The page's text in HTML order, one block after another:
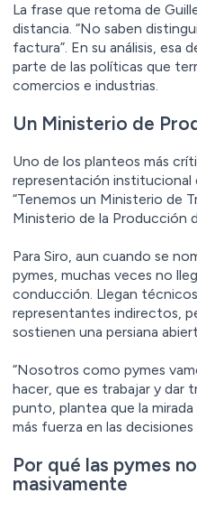
La frase que retoma de
distancia. “No saben
factura”. En su análisis, esa
parte de las políticas que
comercios e industrias.
Un Ministerio de
Uno de los planteos más
representación
“Tenemos un Ministerio de
Ministerio de la Producción
Para Siro, aun cuando se
pymes, muchas veces no
conducción. Llegan
representantes indirectos,
sostienen una persiana
“Nosotros como pymes
hacer, que es trabajar y dar
punto, plantea que la
más fuerza en las decisiones
Por qué las pymes
masivamente